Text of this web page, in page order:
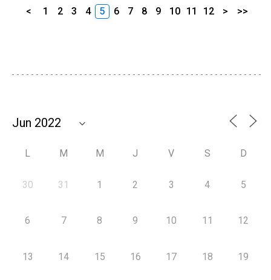
< 1 2 3 4 5 6 7 8 9 10 11 12 > >>
L M M J V S D
30 31 1 2 3 4 5
6 7 8 9 10 11 12
13 14 15 16 17 18 19